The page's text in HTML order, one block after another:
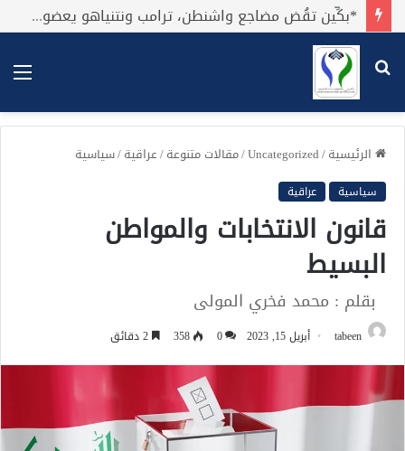
*بكِّين تقُض مضاجع واشنطن، ترامب ونتنياهو يعضون على أصابِعهُم وليس بيدهم حيلَة!.*
بحث
عن
الرئيسية/
Uncategorized
/مقالات متنوعة/عراقية/سياسية
سياسية عراقية
قانون الانتخابات والمواطن
البسيط
بقلم : محمد فخري المولى
tabeen أبريل 15, 2023 0
358